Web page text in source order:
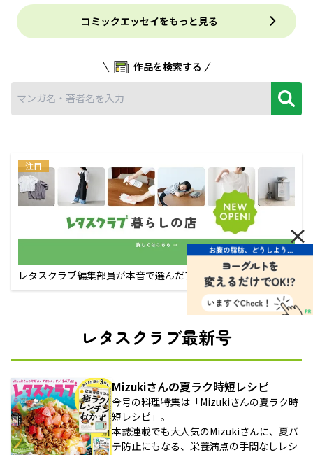
コミックエッセイをもっと見る
作品を検索する
注目
レタスクラブ編集部員が本音で選んだアイテムが買える！
レタスクラブ最新号
Mizukiさんの夏ラク時短レシピ
今号の料理特集は「Mizukiさんの夏ラク時
短レシピ」。
本誌連載でも大人気のMizukiさんに、夏バ
テ防止にもなる、栄養満点の手間なしレシ
×